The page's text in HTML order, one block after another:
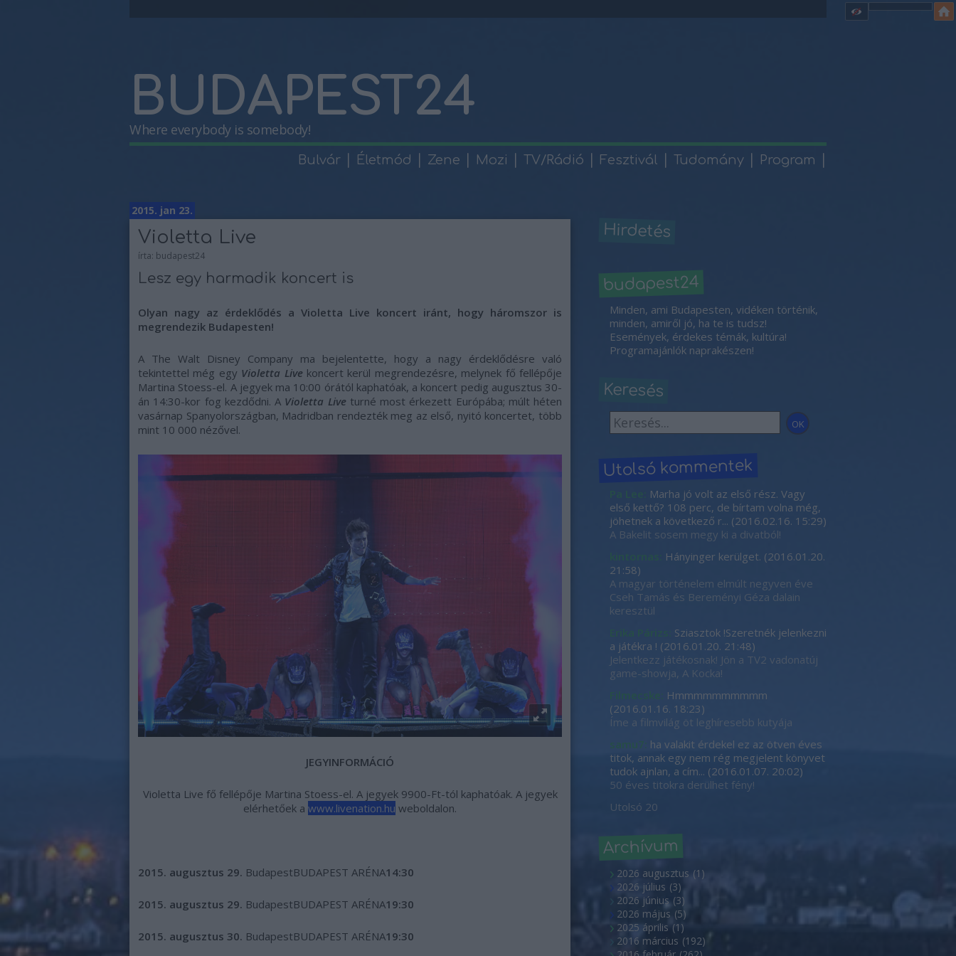
BUDAPEST24
Where everybody is somebody!
Bulvár Életmód Zene Mozi TV/Rádió Fesztivál Tudomány Program
2015. jan 23.
Violetta Live
írta: budapest24
Lesz egy harmadik koncert is
Olyan nagy az érdeklődés a Violetta Live koncert iránt, hogy háromszor is
megrendezik Budapesten!
A The Walt Disney Company ma bejelentette, hogy a nagy érdeklődésre való
tekintettel még egy Violetta Live koncert kerül megrendezésre, melynek fő fellépője
Martina Stoess-el. A jegyek ma 10:00 órától kaphatóak, a koncert pedig augusztus 30-
án 14:30-kor fog kezdődni. A Violetta Live turné most érkezett Európába; múlt héten
vasárnap Spanyolországban, Madridban rendezték meg az első, nyitó koncertet, több
mint 10 000 nézővel.
JEGYINFORMÁCIÓ
Violetta Live fő fellépője Martina Stoess-el. A jegyek 9900-Ft-tól kaphatóak. A jegyek
elérhetőek a www.livenation.hu weboldalon.
2015. augusztus 29. BudapestBUDAPEST ARÉNA14:30
2015. augusztus 29. BudapestBUDAPEST ARÉNA19:30
2015. augusztus 30. BudapestBUDAPEST ARÉNA19:30
Hirdetés
budapest24
Minden, ami Budapesten, vidéken történik,
minden, amiről jó, ha te is tudsz!
Események, érdekes témák, kultúra!
Programajánlók naprakészen!
Keresés
Utolsó kommentek
Marha jó volt az első rész. Vagy
első kettő? 108 perc, de bírtam volna még,
jöhetnek a következő r... (2016.02.16. 15:29)
A Bakelit sosem megy ki a divatból!
Hányinger kerülget. (2016.01.20.
21:58)
A magyar történelem elmúlt negyven éve
Cseh Tamás és Bereményi Géza dalain
keresztül
Sziasztok !Szeretnék jelenkezni
a játékra ! (2016.01.20. 21:48)
Jelentkezz játékosnak! Jön a TV2 vadonatúj
game-showja, A Kocka!
Filmecske:
Hmmmmmmmmmm
(2016.01.16. 18:23)
Íme a filmvilág öt leghíresebb kutyája
samu7: ha valakit érdekel ez az ötven éves
titok, annak egy nem rég megjelent könyvet
tudok ajnlan, a cím... (2016.01.07. 20:02)
50 éves titokra derülhet fény!
Utolsó 20
Archívum
2026 augusztus (1 )
2026 július (3)
2026 június (3)
2026 május (5)
2025 április (1 )
2016 március (192)